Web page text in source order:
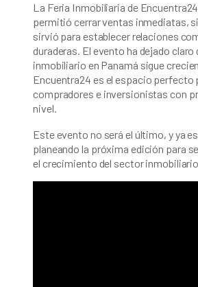
La Feria Inmobiliaria de
permitió cerrar ventas inmediatas,
sirvió para establecer relaciones
duraderas. El evento ha dejado claro
inmobiliario en Panamá sigue
Encuentra24 es el espacio perfecto
compradores e inversionistas con
nivel.
Este evento no será el último, y ya
planeando la próxima edición para
el crecimiento del sector inmobiliario.